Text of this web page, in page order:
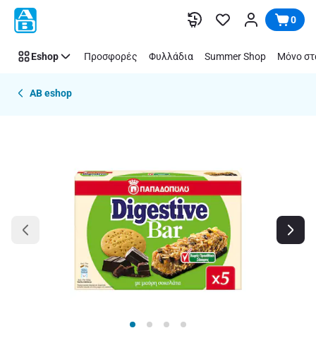
Παράλειψη 0
Eshop Προσφορές Φυλλάδια Summer Shop Μόνο
AB eshop